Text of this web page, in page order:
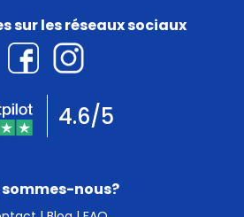
sommes-nous?
sur les réseaux sociaux
4.6/5